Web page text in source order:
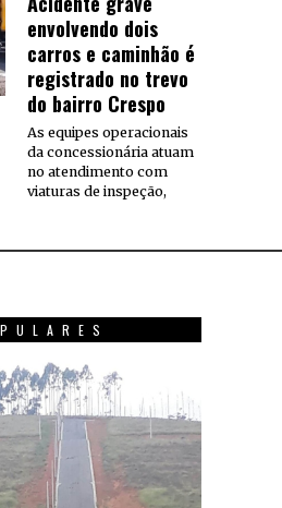
envolvendo dois
carros e caminhão é
registrado no trevo
do bairro Crespo
As equipes operacionais
da concessionária atuam
no atendimento com
viaturas de inspeção,